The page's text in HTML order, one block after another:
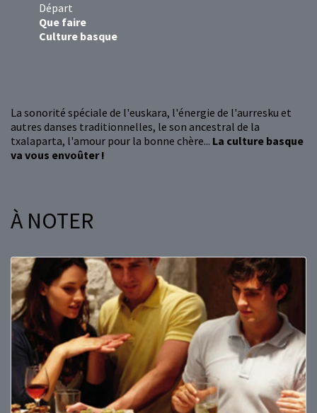
Départ
Que faire
Culture basque
La sonorité spéciale de l'euskara, l'énergie de l'aurresku et
autres danses traditionnelles, le son ancestral de la
txalaparta, l'amour pour la bonne chère... La culture basque
va vous envoûter !
À NOTER